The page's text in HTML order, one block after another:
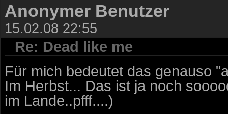
Anonymer Benutzer
15.02.08 22:55
Re: Dead like me
Für mich bedeutet das genauso
Im Herbst... Das ist ja noch
im Lande..pfff....)